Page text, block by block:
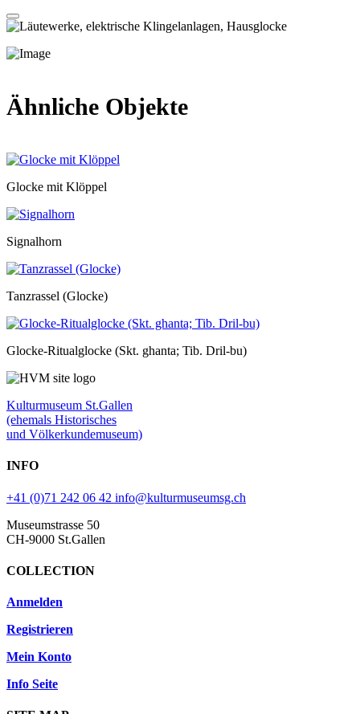
Ähnliche Objekte
Glocke mit Klöppel
Signalhorn
Tanzrassel (Glocke)
Glocke-Ritualglocke (Skt. ghanta; Tib. Dril-bu)
Kulturmuseum St.Gallen
(ehemals Historisches
und Völkerkundemuseum)
INFO
+41 (0)71 242 06 42 info@kulturmuseumsg.ch
Museumstrasse 50
CH-9000 St.Gallen
COLLECTION
Anmelden
Registrieren
Mein Konto
Info Seite